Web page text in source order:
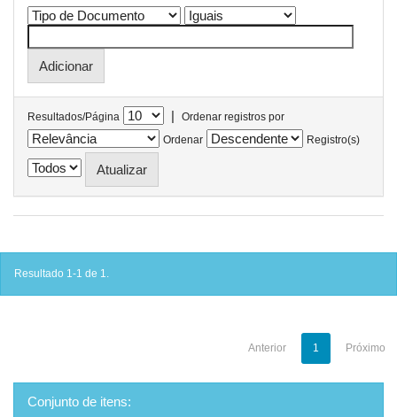
Resultados/Página |
Ordenar registros por
Ordenar
Registro(s)
Resultado 1-1 de 1.
Anterior 1 Próximo
Conjunto de itens: